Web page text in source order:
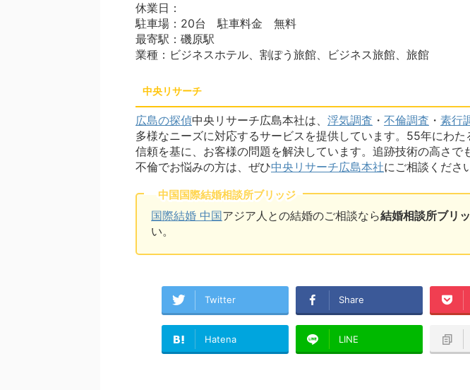
休業日：
駐車場：20台 駐車料金 無料
最寄駅：磯原駅
業種：ビジネスホテル、割ぽう旅館、ビジネス旅館、旅館
中央リサーチ
広島の探偵中央リサーチ広島本社は、 浮気調査 ・ 不倫調査 ・ 素行
多様なニーズに対応するサービスを提供しています。55年にわた
信頼を基に、お客様の問題を解決しています。追跡技術の高さで
不倫でお悩みの方は、ぜひ中央リサーチ広島本社にご相談くださ
中国国際結婚相談所ブリッジ
国際結婚 中国アジア人との結婚のご相談なら結婚相談所ブリ
い。
Twitter Share
Hatena LINE